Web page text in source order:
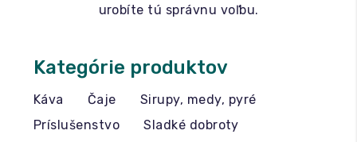
urobíte tú správnu voľbu.
Kategórie produktov
Káva Čaje
Sirupy, medy, pyré
Príslušenstvo
Sladké dobroty